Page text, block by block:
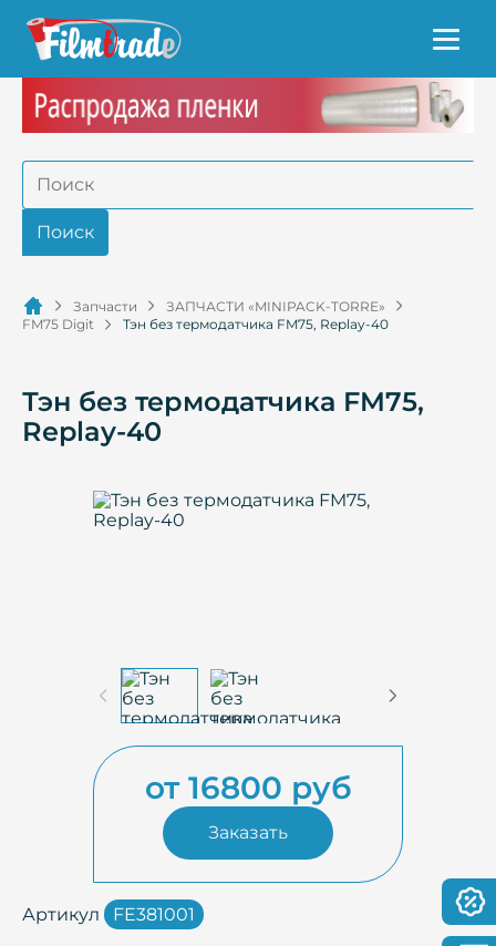
Запчасти
ЗАПЧАСТИ «MINIPACK-TORRE»
FM75 Digit
Тэн без термодатчика FM75, Replay-40
Тэн без термодатчика FM75,
Replay-40
от 16800 руб
Заказать
Артикул FE381001